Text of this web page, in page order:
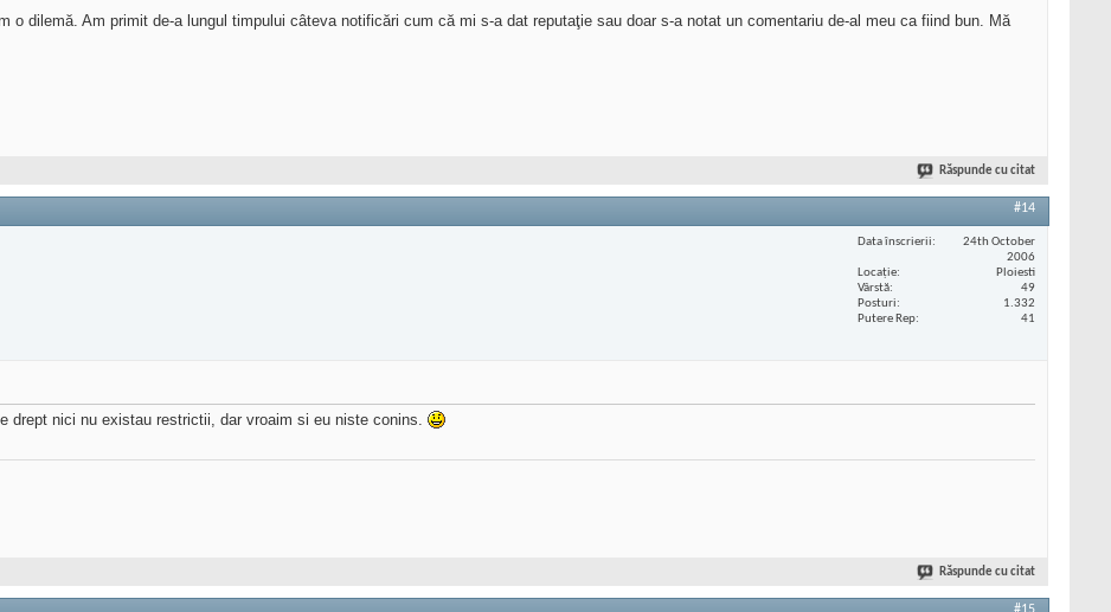
o dilemă. Am primit de-a lungul timpului câteva notificări cum că mi s-a dat reputaţie sau doar s-a notat un comentariu de-al meu ca fiind bun. Mă
Răspunde cu citat
#14
Data înscrierii
24th October
2006
Locaţie
Ploiesti
Vârstă
49
Posturi
1.332
Putere Rep
41
drept nici nu existau restrictii, dar vroaim si eu niste conins.
Răspunde cu citat